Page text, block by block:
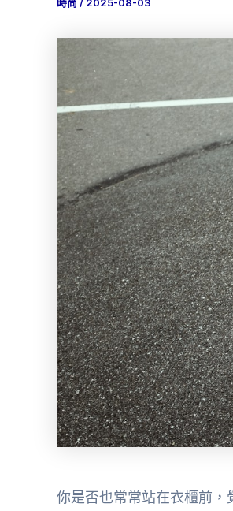
你是否也常常站在衣櫃前